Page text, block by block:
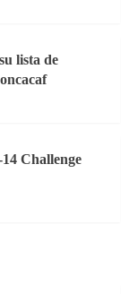
lista de
Challenge